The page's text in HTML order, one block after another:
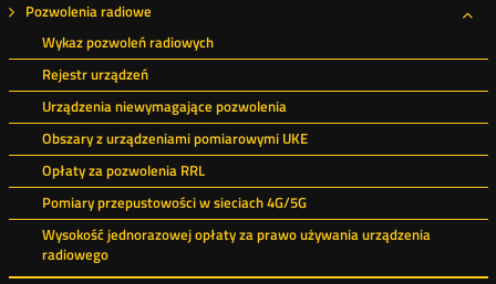
Pozwolenia radiowe
Wykaz pozwoleń radiowych
Rejestr urządzeń
Urządzenia niewymagające pozwolenia
Obszary z urządzeniami pomiarowymi UKE
Opłaty za pozwolenia RRL
Pomiary przepustowości w sieciach 4G/5G
Wysokość jednorazowej opłaty za prawo używania urządzenia
radiowego